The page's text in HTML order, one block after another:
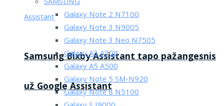
Samsung Bixby Assistant tapo pažangesnis
už Google Assistant
Galaxy Note 2 N7100
Galaxy Note 3 N9005
Galaxy Note 3 Neo N7505
Galaxy A3 A300
Galaxy A5 A500
Galaxy Note 5 SM-N920
Galaxy Note 8 N5100